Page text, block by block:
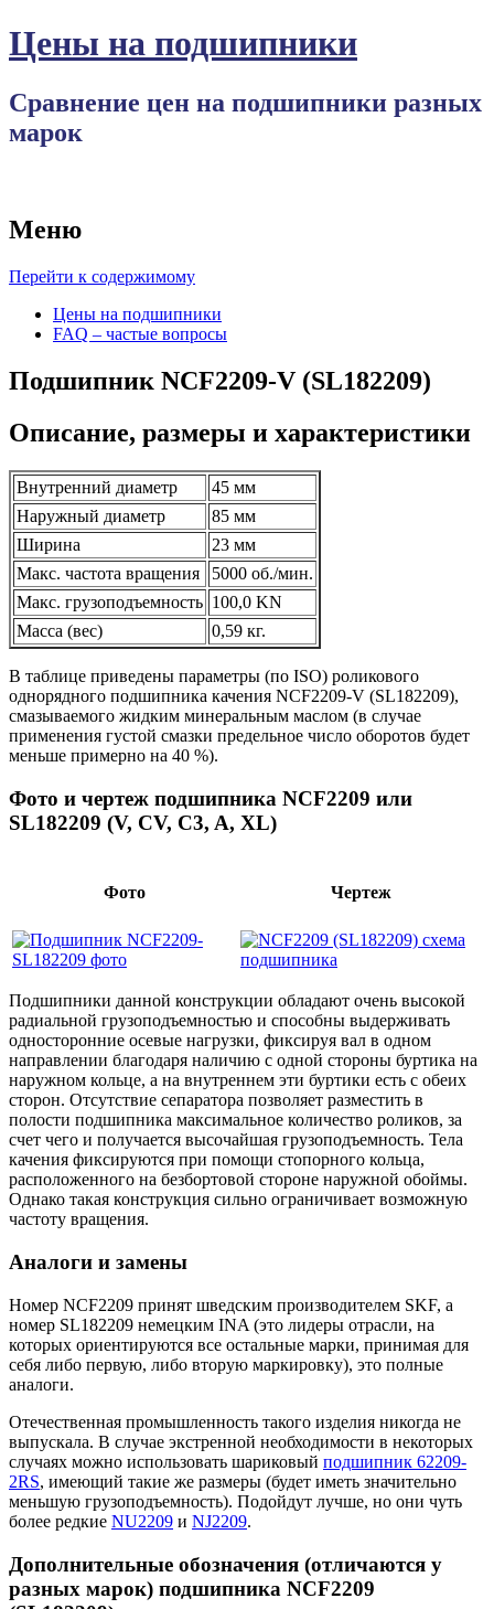
Цены на подшипники
Сравнение цен на подшипники разных
марок
Меню
Перейти к содержимому
Цены на подшипники
FAQ – частые вопросы
Подшипник NCF2209-V (SL182209)
Описание, размеры и характеристики
Внутренний диаметр
45 мм
Наружный диаметр
85 мм
Ширина
23 мм
Макс. частота вращения
5000 об./мин.
Макс. грузоподъемность 100,0 KN
Масса (вес)
0,59 кг.
В таблице приведены параметры (по ISO) роликового
однорядного подшипника качения NCF2209-V (SL182209),
смазываемого жидким минеральным маслом (в случае
применения густой смазки предельное число оборотов будет
меньше примерно на 40 %).
Фото и чертеж подшипника NCF2209 или
SL182209 (V, CV, C3, A, XL)
Фото Чертеж
Подшипники данной конструкции обладают очень высокой
радиальной грузоподъемностью и способны выдерживать
односторонние осевые нагрузки, фиксируя вал в одном
направлении благодаря наличию с одной стороны буртика на
наружном кольце, а на внутреннем эти буртики есть с обеих
сторон. Отсутствие сепаратора позволяет разместить в
полости подшипника максимальное количество роликов, за
счет чего и получается высочайшая грузоподъемность. Тела
качения фиксируются при помощи стопорного кольца,
расположенного на безбортовой стороне наружной обоймы.
Однако такая конструкция сильно ограничивает возможную
частоту вращения.
Аналоги и замены
Номер NCF2209 принят шведским производителем SKF, а
номер SL182209 немецким INA (это лидеры отрасли, на
которых ориентируются все остальные марки, принимая для
себя либо первую, либо вторую маркировку), это полные
аналоги.
Отечественная промышленность такого изделия никогда не
выпускала. В случае экстренной необходимости в некоторых
случаях можно использовать шариковый подшипник 62209-
2RS, имеющий такие же размеры (будет иметь значительно
меньшую грузоподъемность). Подойдут лучше, но они чуть
более редкие NU2209 и NJ2209.
Дополнительные обозначения (отличаются у
разных марок) подшипника NCF2209